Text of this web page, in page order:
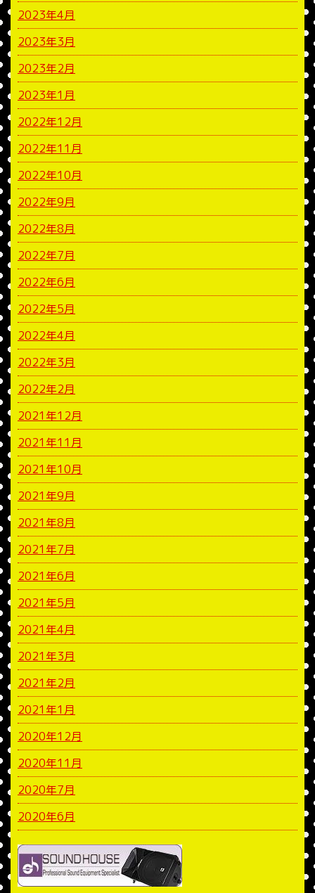
2023年4月
2023年3月
2023年2月
2023年1月
2022年12月
2022年11月
2022年10月
2022年9月
2022年8月
2022年7月
2022年6月
2022年5月
2022年4月
2022年3月
2022年2月
2021年12月
2021年11月
2021年10月
2021年9月
2021年8月
2021年7月
2021年6月
2021年5月
2021年4月
2021年3月
2021年2月
2021年1月
2020年12月
2020年11月
2020年7月
2020年6月